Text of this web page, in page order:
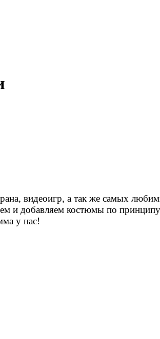
видеоигр, а так же самых
и добавляем костюмы по
у нас!